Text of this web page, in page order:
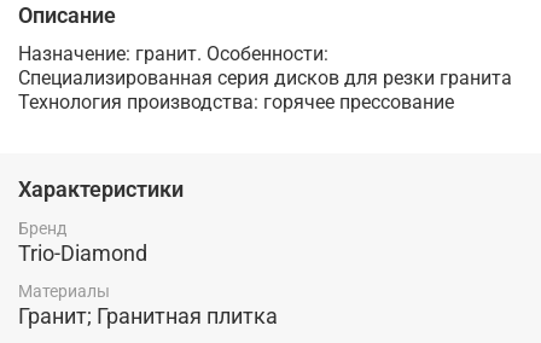
Описание
Назначение: гранит. Особенности:
Специализированная серия дисков для резки гранита
Технология производства: горячее прессование
Характеристики
Бренд
Trio-Diamond
Материалы
Гранит; Гранитная плитка